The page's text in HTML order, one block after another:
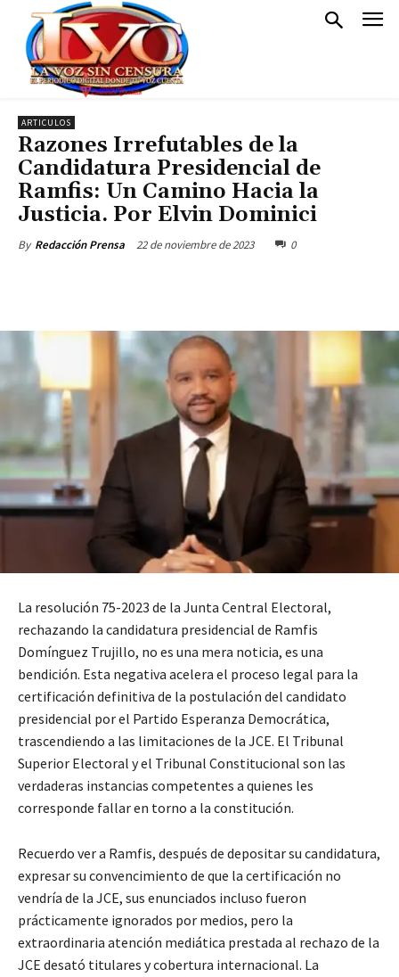
ARTICULOS
Razones Irrefutables de la
Candidatura Presidencial de
Ramfis: Un Camino Hacia la
Justicia. Por Elvin Dominici
By Redacción Prensa 22 de noviembre de 2023 0
La resolución 75-2023 de la Junta Central Electoral,
rechazando la candidatura presidencial de Ramfis
Domínguez Trujillo, no es una mera noticia, es una
bendición. Esta negativa acelera el proceso legal para la
certificación definitiva de la postulación del candidato
presidencial por el Partido Esperanza Democrática,
trascendiendo a las limitaciones de la JCE. El Tribunal
Superior Electoral y el Tribunal Constitucional son las
verdaderas instancias competentes a quienes les
corresponde fallar en torno a la constitución.
Recuerdo ver a Ramfis, después de depositar su candidatura,
expresar su convencimiento de que la certificación no
vendría de la JCE, sus enunciados incluso fueron
prácticamente ignorados por medios, pero la
extraordinaria atención mediática prestada al rechazo de la
JCE desató titulares y cobertura internacional. La